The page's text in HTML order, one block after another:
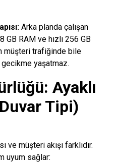
Arka planda çalışan
RAM ve hızlı 256 GB
müşteri trafiğinde bile
yaşatmaz.
Ayaklı
Tipi)
ve müşteri akışı farklıdır.
uyum sağlar: